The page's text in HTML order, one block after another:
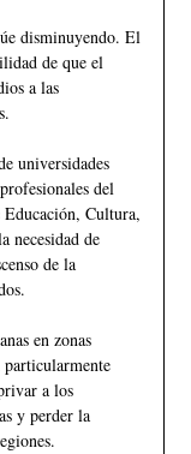
disminuyendo. El
de que el
a las
universidades
del
Cultura,
necesidad de
de la
en zonas
particularmente
a los
y perder la